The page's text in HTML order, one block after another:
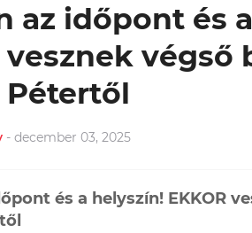
az időpont és
vesznek
Pétertől
- december 03, 2025
és a helyszín! EKKOR